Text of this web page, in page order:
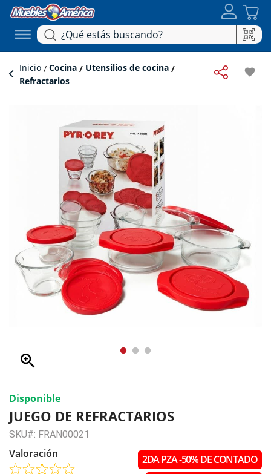
Inicio Cocina Utensilios de cocina
Refractarios
favorite
zoom_in
Disponible
JUEGO DE REFRACTARIOS
SKU#: FRAN00021
Valoración
2DA PZA -50% DE CONTADO